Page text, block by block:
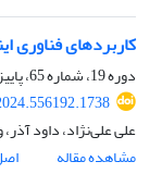
کاربردهای فناوری
دوره 19، شماره 65، پاییز 1402، صفحه
علی علی‌نژاد، داود
مشاهده مقاله